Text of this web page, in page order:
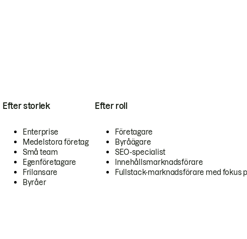
Efter storlek
Enterprise
Medelstora företag
Små team
Egenföretagare
Frilansare
Byråer
Efter roll
Företagare
Byråägare
SEO-specialist
Innehållsmarknadsförare
Fullstack-marknadsförare med fokus